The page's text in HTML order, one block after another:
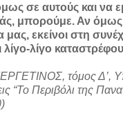
σε αυτούς και να
μπορούμε. Αν
εκείνοι στη
λίγο-λίγο
τόμος Δ’,
“Το Περιβόλι της